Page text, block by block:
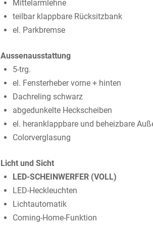
Mittelarmlehne
teilbar klappbare Rücksitzbank
el. Parkbremse
Aussenausstattung
5-trg.
el. Fensterheber vorne + hinten
Dachreling schwarz
abgedunkelte Heckscheiben
el. heranklappbare und beheizbare
Colorverglasung
Licht und Sicht
LED-SCHEINWERFER (VOLL)
LED-Heckleuchten
Lichtautomatik
Coming-Home-Funktion